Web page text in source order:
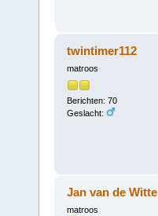
twintimer112
matroos
Berichten: 70
Geslacht:
Jan van de Witte
matroos